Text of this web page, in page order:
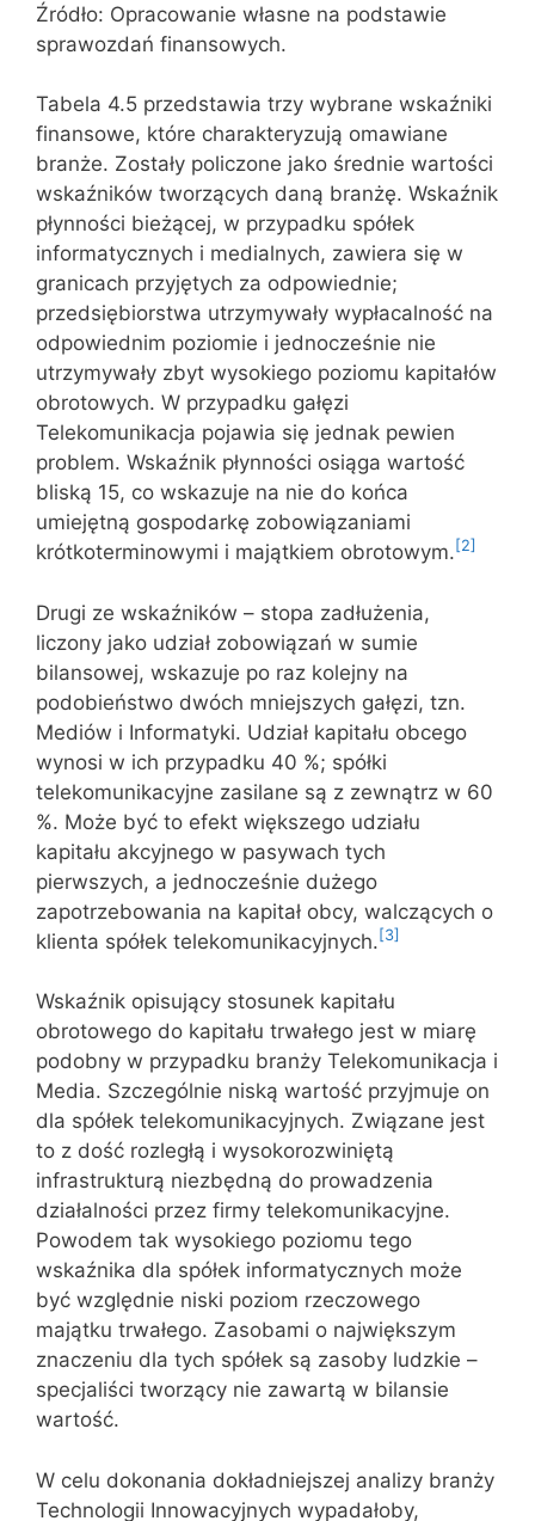
Źródło: Opracowanie własne na podstawie
sprawozdań finansowych.
Tabela 4.5 przedstawia trzy wybrane wskaźniki
finansowe, które charakteryzują omawiane
branże. Zostały policzone jako średnie wartości
wskaźników tworzących daną branżę. Wskaźnik
płynności bieżącej, w przypadku spółek
informatycznych i medialnych, zawiera się w
granicach przyjętych za odpowiednie;
przedsiębiorstwa utrzymywały wypłacalność na
odpowiednim poziomie i jednocześnie nie
utrzymywały zbyt wysokiego poziomu kapitałów
obrotowych. W przypadku gałęzi
Telekomunikacja pojawia się jednak pewien
problem. Wskaźnik płynności osiąga wartość
bliską 15, co wskazuje na nie do końca
umiejętną gospodarkę zobowiązaniami
krótkoterminowymi i majątkiem obrotowym. [2]
Drugi ze wskaźników – stopa zadłużenia,
liczony jako udział zobowiązań w sumie
bilansowej, wskazuje po raz kolejny na
podobieństwo dwóch mniejszych gałęzi, tzn.
Mediów i Informatyki. Udział kapitału obcego
wynosi w ich przypadku 40 %; spółki
telekomunikacyjne zasilane są z zewnątrz w 60
%. Może być to efekt większego udziału
kapitału akcyjnego w pasywach tych
pierwszych, a jednocześnie dużego
zapotrzebowania na kapitał obcy, walczących o
klienta spółek telekomunikacyjnych.[3]
Wskaźnik opisujący stosunek kapitału
obrotowego do kapitału trwałego jest w miarę
podobny w przypadku branży Telekomunikacja i
Media. Szczególnie niską wartość przyjmuje on
dla spółek telekomunikacyjnych. Związane jest
to z dość rozległą i wysokorozwiniętą
infrastrukturą niezbędną do prowadzenia
działalności przez firmy telekomunikacyjne.
Powodem tak wysokiego poziomu tego
wskaźnika dla spółek informatycznych może
być względnie niski poziom rzeczowego
majątku trwałego. Zasobami o największym
znaczeniu dla tych spółek są zasoby ludzkie –
specjaliści tworzący nie zawartą w bilansie
wartość.
W celu dokonania dokładniejszej analizy branży
Technologii Innowacyjnych wypadałoby,